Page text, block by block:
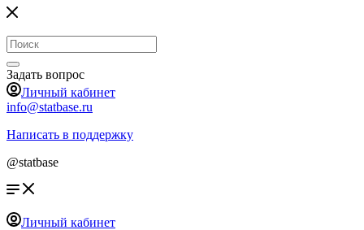
Задать вопрос
Личный кабинет
info@statbase.ru
Написать в поддержку
@statbase
Личный кабинет